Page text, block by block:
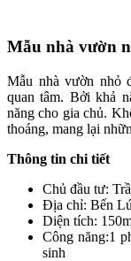
Mẫu nhà vườn
Mẫu nhà vườn nhỏ
quan tâm. Bởi khả
năng cho gia chủ.
thoáng, mang lại
Thông tin chi tiết
Chủ đầu tư:
Địa chỉ: Bến
Diện tích:
Công năng:1
sinh